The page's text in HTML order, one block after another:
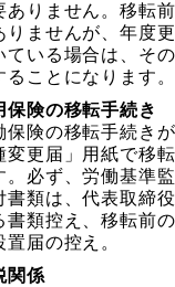
ありません。移転
りませんが、年度
ている場合は、そ
ることになります。
保険の移転手続き
保険の移転手続き
変更届」用紙で移
。必ず、労働基準
書類は、代表取締
書類控え、移転前
届の控え。
関係